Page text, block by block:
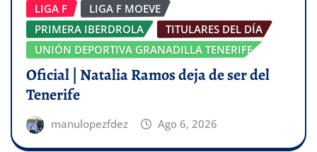
LIGA F
LIGA F MOEVE
PRIMERA IBERDROLA
TITULARES DEL DÍA
UNIÓN DEPORTIVA GRANADILLA TENERIFE
Oficial | Natalia Ramos deja de ser del
Tenerife
manulopezfdez Ago 6, 2026